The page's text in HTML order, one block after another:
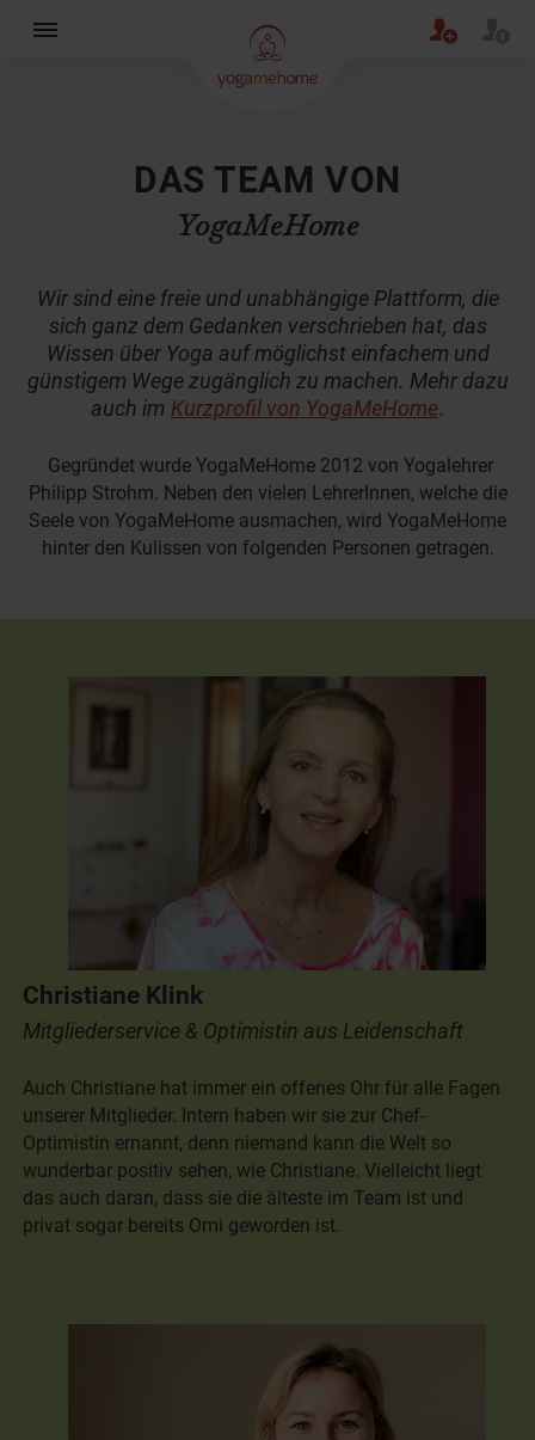
DAS TEAM VON
YogaMeHome
Wir sind eine freie und unabhängige Plattform, die
sich ganz dem Gedanken verschrieben hat, das
Wissen über Yoga auf möglichst einfachem und
günstigem Wege zugänglich zu machen. Mehr dazu
auch im Kurzprofil von YogaMeHome.
Gegründet wurde YogaMeHome 2012 von Yogalehrer
Philipp Strohm. Neben den vielen LehrerInnen, welche die
Seele von YogaMeHome ausmachen, wird YogaMeHome
hinter den Kulissen von folgenden Personen getragen.
Christiane Klink
Mitgliederservice & Optimistin aus Leidenschaft
Auch Christiane hat immer ein offenes Ohr für alle Fagen
unserer Mitglieder. Intern haben wir sie zur Chef-
Optimistin ernannt, denn niemand kann die Welt so
wunderbar positiv sehen, wie Christiane. Vielleicht liegt
das auch daran, dass sie die älteste im Team ist und
privat sogar bereits Omi geworden ist.